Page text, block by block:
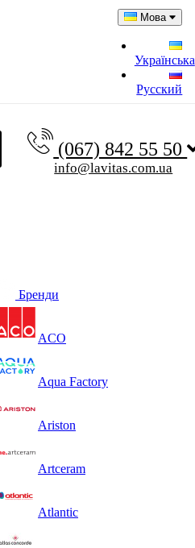
Мова
Українська
Русский
(067) 842 55 50
info@lavitas.com.ua
Бренди
ACO
Aqua Factory
Ariston
Artceram
Atlantic